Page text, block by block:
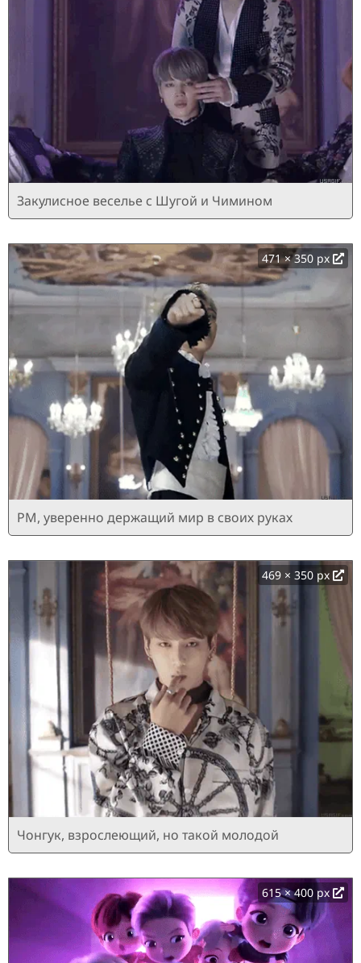
Закулисное веселье с Шугой и Чимином
471 × 350 px
РМ, уверенно держащий мир в своих руках
469 × 350 px
Чонгук, взрослеющий, но такой молодой
615 × 400 px